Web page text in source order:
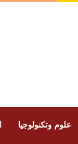
علوم وتكنولوجيا